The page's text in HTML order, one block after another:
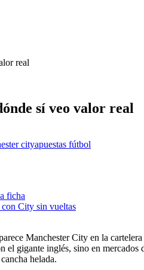
real
sí veo valor real
cityapuestas fútbol
ficha
City sin vueltas
Manchester City en la
el gigante inglés, sino en
helada.